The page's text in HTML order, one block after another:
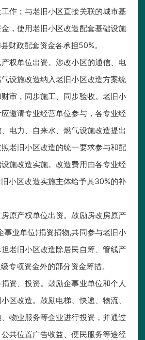
作；与老旧小区直接关联的城市基
，使用老旧小区改造配套基础设施
财政配套资金各承担50%。
产权单位出资。涉改小区的通信、电
设施改造纳入老旧小区改造方案统
审，同步施工、同步验收。老旧小
邀请专业经营单位参与，各专业经
电力、自来水、燃气设施改造提出
老旧小区改造的统一要求参与和配
施改造实施。改造费用由各专业经
小区改造实施主体给予其30%的补
房原产权单位出资。鼓励房改房原产
事业单位)捐资捐物,共同参与老旧小
老旧小区改造除居民自筹、管线产
专项资金外的部分资金筹措。
捐资、投资。鼓励企事业单位和个人
区改造。鼓励电梯、快递、物流、
物业服务等企业进行投资，并通过
共位置广告收益、便民服务等途径